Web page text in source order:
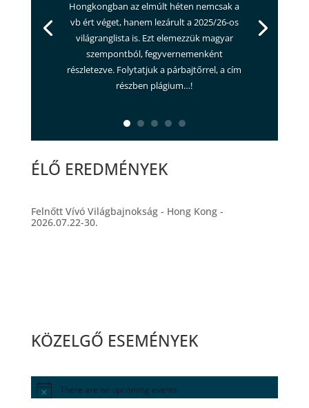
Hongkongban az elmúlt héten nemcsak a
vb ért véget, hanem lezárult a 2025/26-os
világranglista is. Ezt elemezzük magyar
szempontból, fegyvernemenként
részletezve. Folytatjuk a párbajtőrrel, a cím
részben plágium…!
ÉLŐ EREDMÉNYEK
Felnőtt Vívó Világbajnokság - Hong Kong -
2026.07.22-30.
KÖZELGŐ ESEMÉNYEK
There are no upcoming events.